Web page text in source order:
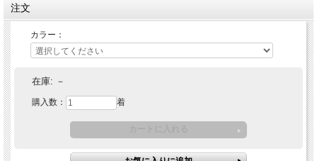
注文
カラー：
在庫: －
購入数： 着